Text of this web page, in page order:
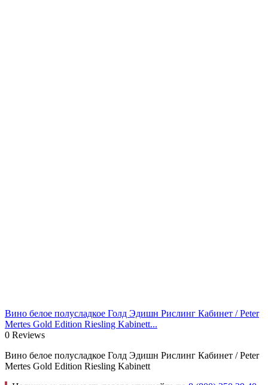
Вино белое полусладкое Голд Эдишн Рислинг Кабинет / Peter
Mertes Gold Edition Riesling Kabinett...
0 Reviews
Вино белое полусладкое Голд Эдишн Рислинг Кабинет / Peter
Mertes Gold Edition Riesling Kabinett